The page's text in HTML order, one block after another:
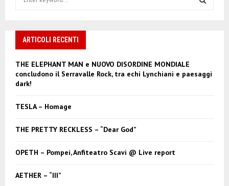
h
r
ARTICOLI RECENTI
THE ELEPHANT MAN e NUOVO DISORDINE MONDIALE
concludono il Serravalle Rock, tra echi Lynchiani e paesaggi
dark!
TESLA – Homage
THE PRETTY RECKLESS – “Dear God”
OPETH – Pompei, Anfiteatro Scavi @ Live report
AETHER – “III”